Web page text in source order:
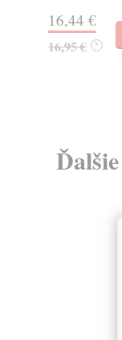
16,44 €
16,95 € ?